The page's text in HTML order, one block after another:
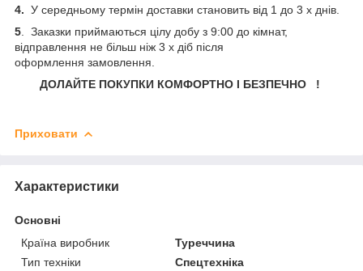
4. У середньому термін доставки становить від 1 до 3 х днів.
5 . Заказки приймаються цілу добу з 9:00 до кімнат,
відправлення не більш ніж 3 х діб після
оформлення замовлення.
ДОЛАЙТЕ ПОКУПКИ КОМФОРТНО І БЕЗПЕЧНО !
Приховати
Характеристики
Основні
Країна виробник
Туреччина
Тип техніки
Спецтехніка